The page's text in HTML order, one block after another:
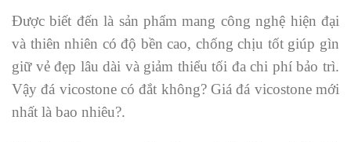
Được biết đến là sản phẩm mang công nghệ hiện đại
và thiên nhiên có độ bền cao, chống chịu tốt giúp gìn
giữ vẻ đẹp lâu dài và giảm thiểu tối đa chi phí bảo trì.
Vậy đá vicostone có đắt không? Giá đá vicostone mới
nhất là bao nhiêu?.